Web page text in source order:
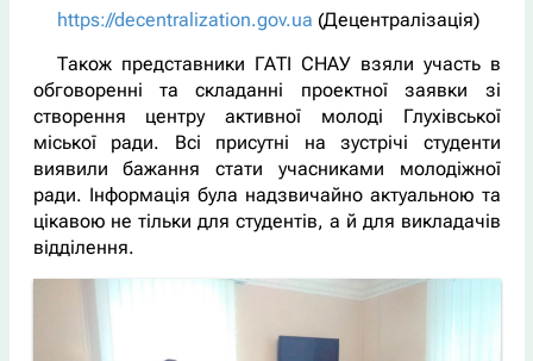
https://decentralization.gov.ua (Децентралізація)
Також представники ГАТІ СНАУ взяли участь в
обговоренні та складанні проектної заявки зі
створення центру активної молоді Глухівської
міської ради. Всі присутні на зустрічі студенти
виявили бажання стати учасниками молодіжної
ради. Інформація була надзвичайно актуальною та
цікавою не тільки для студентів, а й для викладачів
відділення.